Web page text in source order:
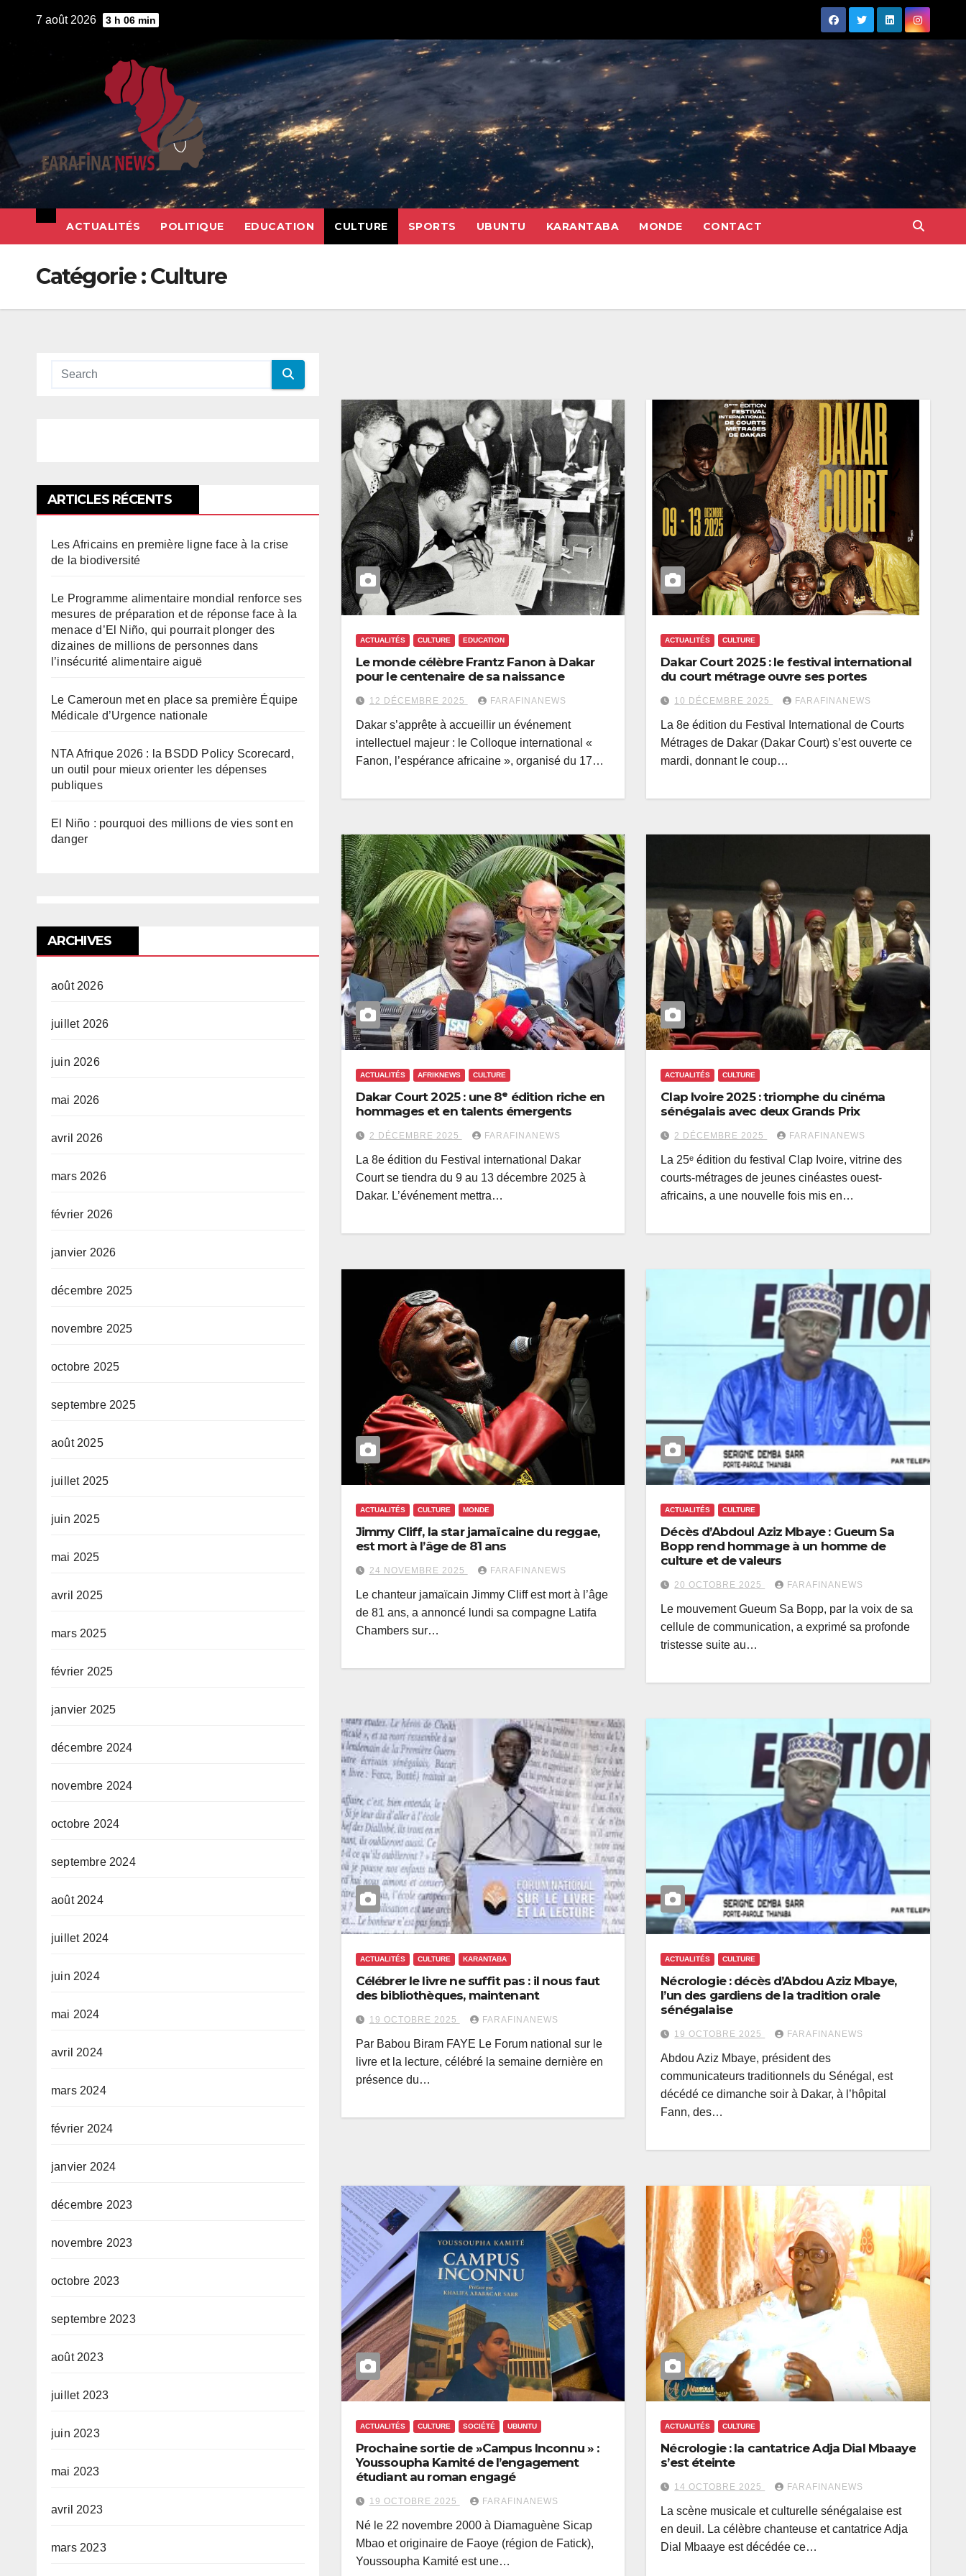
7 août 2026 3 h 06 min
ACTUALITÉS POLITIQUE EDUCATION CULTURE SPORTS UBUNTU KARANTABA MONDE CONTACT
Catégorie :Culture
ARTICLES RÉCENTS
Les Africains en première ligne face à la crise
de la biodiversité
Le Programme alimentaire mondial renforce ses
mesures de préparation et de réponse face à la
menace d’El Niño, qui pourrait plonger des
dizaines de millions de personnes dans
l’insécurité alimentaire aiguë
Le Cameroun met en place sa première Équipe
Médicale d’Urgence nationale
NTA Afrique 2026 : la BSDD Policy Scorecard,
un outil pour mieux orienter les dépenses
publiques
El Niño : pourquoi des millions de vies sont en
danger
ARCHIVES
août 2026
juillet 2026
juin 2026
mai 2026
avril 2026
mars 2026
février 2026
janvier 2026
décembre 2025
novembre 2025
octobre 2025
septembre 2025
août 2025
juillet 2025
juin 2025
mai 2025
avril 2025
mars 2025
février 2025
janvier 2025
décembre 2024
novembre 2024
octobre 2024
septembre 2024
août 2024
juillet 2024
juin 2024
mai 2024
avril 2024
mars 2024
février 2024
janvier 2024
décembre 2023
novembre 2023
octobre 2023
septembre 2023
août 2023
juillet 2023
juin 2023
mai 2023
avril 2023
mars 2023
ACTUALITÉS CULTURE EDUCATION
Le monde célèbre Frantz Fanon à Dakar
pour le centenaire de sa naissance
12 DÉCEMBRE 2025 FARAFINANEWS
Dakar s’apprête à accueillir un événement
intellectuel majeur : le Colloque international «
Fanon, l’espérance africaine », organisé du 17…
ACTUALITÉS CULTURE
Dakar Court 2025 : le festival international
du court métrage ouvre ses portes
10 DÉCEMBRE 2025 FARAFINANEWS
La 8e édition du Festival International de Courts
Métrages de Dakar (Dakar Court) s’est ouverte ce
mardi, donnant le coup…
ACTUALITÉS AFRIKNEWS CULTURE
Dakar Court 2025 : une 8ᵉ édition riche en
hommages et en talents émergents
2 DÉCEMBRE 2025 FARAFINANEWS
La 8e édition du Festival international Dakar
Court se tiendra du 9 au 13 décembre 2025 à
Dakar. L’événement mettra…
ACTUALITÉS CULTURE
Clap Ivoire 2025 : triomphe du cinéma
sénégalais avec deux Grands Prix
2 DÉCEMBRE 2025 FARAFINANEWS
La 25ᵉ édition du festival Clap Ivoire, vitrine des
courts-métrages de jeunes cinéastes ouest-
africains, a une nouvelle fois mis en…
ACTUALITÉS CULTURE MONDE
Jimmy Cliff, la star jamaïcaine du reggae,
est mort à l’âge de 81 ans
24 NOVEMBRE 2025 FARAFINANEWS
Le chanteur jamaïcain Jimmy Cliff est mort à l’âge
de 81 ans, a annoncé lundi sa compagne Latifa
Chambers sur…
ACTUALITÉS CULTURE
Décès d’Abdoul Aziz Mbaye : Gueum Sa
Bopp rend hommage à un homme de
culture et de valeurs
20 OCTOBRE 2025 FARAFINANEWS
Le mouvement Gueum Sa Bopp, par la voix de sa
cellule de communication, a exprimé sa profonde
tristesse suite au…
ACTUALITÉS CULTURE KARANTABA
Célébrer le livre ne suffit pas : il nous faut
des bibliothèques, maintenant
19 OCTOBRE 2025 FARAFINANEWS
Par Babou Biram FAYE Le Forum national sur le
livre et la lecture, célébré la semaine dernière en
présence du…
ACTUALITÉS CULTURE
Nécrologie : décès d’Abdou Aziz Mbaye,
l’un des gardiens de la tradition orale
sénégalaise
19 OCTOBRE 2025 FARAFINANEWS
Abdou Aziz Mbaye, président des
communicateurs traditionnels du Sénégal, est
décédé ce dimanche soir à Dakar, à l’hôpital
Fann, des…
ACTUALITÉS CULTURE SOCIÉTÉ UBUNTU
Prochaine sortie de »Campus Inconnu » :
Youssoupha Kamité de l’engagement
étudiant au roman engagé
19 OCTOBRE 2025 FARAFINANEWS
Né le 22 novembre 2000 à Diamaguène Sicap
Mbao et originaire de Faoye (région de Fatick),
Youssoupha Kamité est une…
ACTUALITÉS CULTURE
Nécrologie : la cantatrice Adja Dial Mbaaye
s’est éteinte
14 OCTOBRE 2025 FARAFINANEWS
La scène musicale et culturelle sénégalaise est
en deuil. La célèbre chanteuse et cantatrice Adja
Dial Mbaaye est décédée ce…